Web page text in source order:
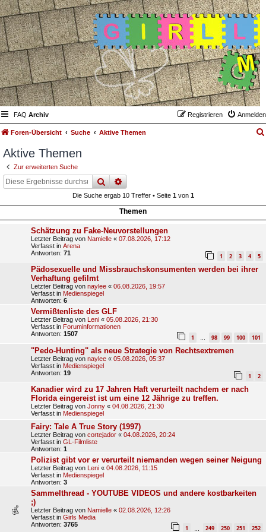
FAQ Archiv Anmelden
Registrieren
Foren-Übersicht Suche Aktive Themen
Aktive Themen
Zur erweiterten Suche
sucheerweiterte
Die Suche ergab 10 Treffer • Seite 1von 1
Themen
Schätzung zu Fake-Neuvorstellungen
Letzter Beitrag von Namielle « 07.08.2026, 17:12
Verfasst in Arena
Antworten: 71 1 2 3 4 5
Pädosexuelle und Missbrauchskonsumenten werden bei ihrer
Verhaftung gefilmt
Letzter Beitrag von naylee « 06.08.2026, 19:57
Verfasst in Medienspiegel
Antworten: 6
Vermißtenliste des GLF
Letzter Beitrag von Leni « 05.08.2026, 21:30
Verfasst in Foruminformationen
Antworten: 1507 1 … 98 99 100 101
"Pedo-Hunting" als neue Strategie von Rechtsextremen
Letzter Beitrag von naylee « 05.08.2026, 05:37
Verfasst in Medienspiegel
Antworten: 19 1 2
Kanadier wird zu 17 Jahren Haft verurteilt nachdem er nach
Florida eingereist ist um eine 12 Jährige zu treffen.
Letzter Beitrag von Jonny « 04.08.2026, 21:30
Verfasst in Medienspiegel
Fairy: Tale A True Story (1997)
Letzter Beitrag von cortejador « 04.08.2026, 20:24
Verfasst in GL-Filmliste
Antworten: 1
Polizist gibt vor er verurteilt niemanden wegen seiner Neigung
Letzter Beitrag von Leni « 04.08.2026, 11:15
Verfasst in Medienspiegel
Antworten: 3
Sammelthread - YOUTUBE VIDEOS und andere kostbarkeiten
;)
Letzter Beitrag von Namielle « 02.08.2026, 12:26
Verfasst in Girls Media
Antworten: 3765 1 249 250 251 252